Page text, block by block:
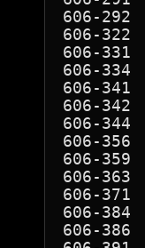
606-292
606-322
606-331
606-334
606-341
606-342
606-344
606-356
606-359
606-363
606-371
606-384
606-386